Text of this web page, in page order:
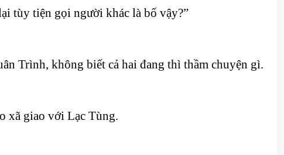
tùy tiện gọi người khác là bố vậy?”
Trình, không biết cả hai đang thì thầm chuyện gì.
xã giao với Lạc Tùng.